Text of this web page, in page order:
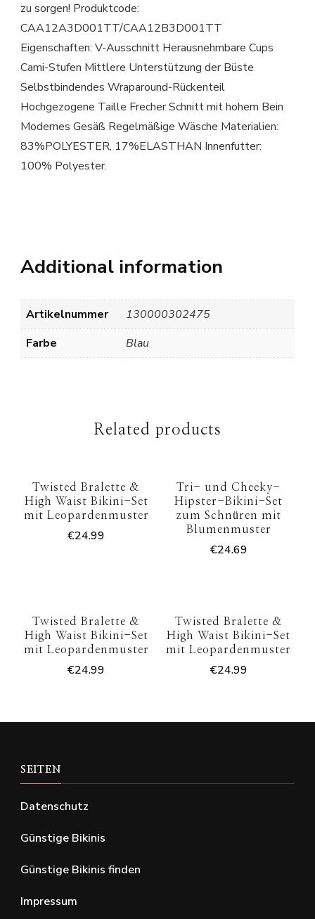
zu sorgen! Produktcode:
CAA12A3D001TT/CAA12B3D001TT
Eigenschaften: V-Ausschnitt Herausnehmbare Cups
Cami-Stufen Mittlere Unterstützung der Büste
Selbstbindendes Wraparound-Rückenteil
Hochgezogene Taille Frecher Schnitt mit hohem Bein
Modernes Gesäß Regelmäßige Wäsche Materialien:
83%POLYESTER, 17%ELASTHAN Innenfutter:
100% Polyester.
Additional information
Artikelnummer
130000302475
Farbe
Blau
Related products
Twisted Bralette &
High Waist Bikini-Set
mit Leopardenmuster
€24.99
Tri- und Cheeky-
Hipster-Bikini-Set
zum Schnüren mit
Blumenmuster
€24.69
Twisted Bralette &
High Waist Bikini-Set
mit Leopardenmuster
€24.99
Twisted Bralette &
High Waist Bikini-Set
mit Leopardenmuster
€24.99
SEITEN
Datenschutz
Günstige Bikinis
Günstige Bikinis finden
Impressum